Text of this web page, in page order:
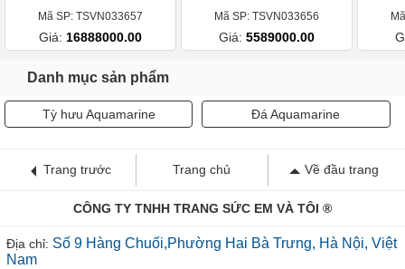
Mã SP: TSVN033657
Giá: 16888000.00
Mã SP: TSVN033656
Giá: 5589000.00
Danh mục sản phẩm
Tỳ hưu Aquamarine Đá Aquamarine
Trang trước Trang chủ Về đầu trang
CÔNG TY TNHH TRANG SỨC EM VÀ TÔI ®
Địa chỉ: Số 9 Hàng Chuối,Phường Hai Bà Trưng, Hà Nội, Việt
Nam